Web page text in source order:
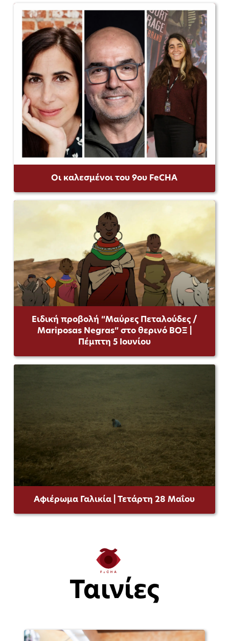
Οι καλεσμένοι του 9ου FeCHA
Ειδική προβολή “Μαύρες Πεταλούδες /
Mariposas Negras” στο θερινό ΒΟΞ |
Πέμπτη 5 Ιουνίου
Αφιέρωμα Γαλικία | Τετάρτη 28 Μαΐου
Ταινίες